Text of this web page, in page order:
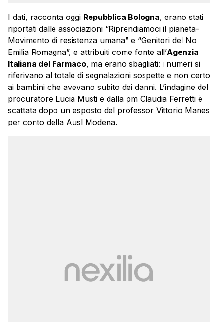
I dati, racconta oggi Repubblica Bologna, erano stati
riportati dalle associazioni “Riprendiamoci il pianeta-
Movimento di resistenza umana” e “Genitori del No
Emilia Romagna”, e attribuiti come fonte all’Agenzia
Italiana del Farmaco, ma erano sbagliati: i numeri si
riferivano al totale di segnalazioni sospette e non certo
ai bambini che avevano subito dei danni. L’indagine del
procuratore Lucia Musti e dalla pm Claudia Ferretti è
scattata dopo un esposto del professor Vittorio Manes
per conto della Ausl Modena.